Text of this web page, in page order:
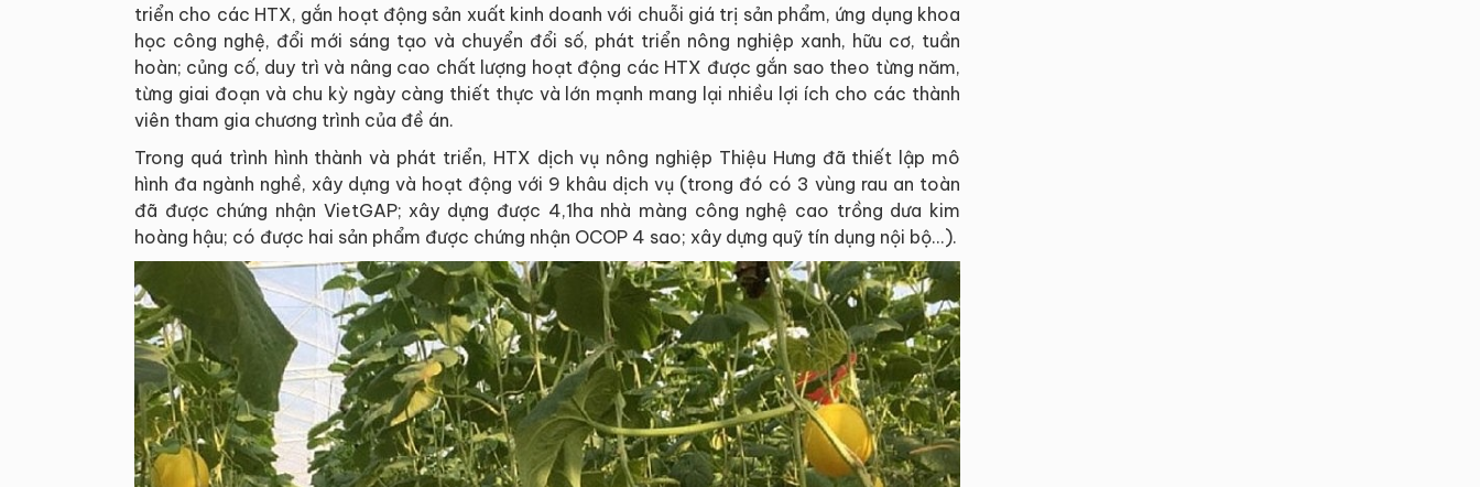
triển cho các HTX, gắn hoạt động sản xuất kinh doanh với chuỗi giá trị sản phẩm, ứng dụng khoa
học công nghệ, đổi mới sáng tạo và chuyển đổi số, phát triển nông nghiệp xanh, hữu cơ, tuần
hoàn; củng cố, duy trì và nâng cao chất lượng hoạt động các HTX được gắn sao theo từng năm,
từng giai đoạn và chu kỳ ngày càng thiết thực và lớn mạnh mang lại nhiều lợi ích cho các thành
viên tham gia chương trình của đề án.
Trong quá trình hình thành và phát triển, HTX dịch vụ nông nghiệp Thiệu Hưng đã thiết lập mô
hình đa ngành nghề, xây dựng và hoạt động với 9 khâu dịch vụ (trong đó có 3 vùng rau an toàn
đã được chứng nhận VietGAP; xây dựng được 4,1ha nhà màng công nghệ cao trồng dưa kim
hoàng hậu; có được hai sản phẩm được chứng nhận OCOP 4 sao; xây dựng quỹ tín dụng nội bộ...).